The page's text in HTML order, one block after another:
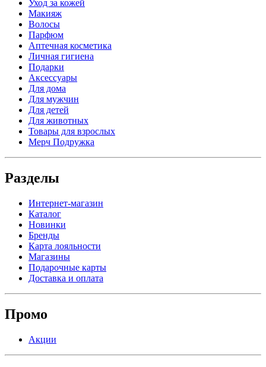
Уход за кожей
Макияж
Волосы
Парфюм
Аптечная косметика
Личная гигиена
Подарки
Аксессуары
Для дома
Для мужчин
Для детей
Для животных
Товары для взрослых
Мерч Подружка
Разделы
Интернет-магазин
Каталог
Новинки
Бренды
Карта лояльности
Магазины
Подарочные карты
Доставка и оплата
Промо
Акции